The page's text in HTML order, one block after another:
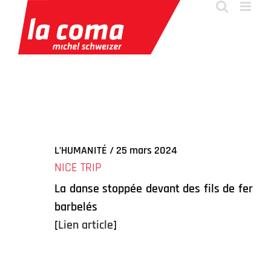
contenu
L’HUMANITÉ / 25 mars 2024
NICE TRIP
La danse stoppée devant des fils de fer
barbelés
[Lien article]